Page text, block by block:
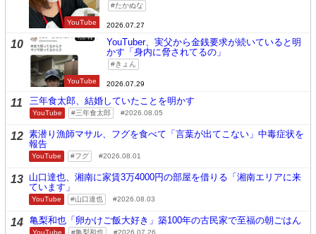
YouTube
たかぬな
2026.07.27
10
YouTube
YouTuber、実父から金銭要求が続いていると明
かす「身内に脅されてるの」
きょん
2026.07.29
11 三年食太郎、結婚していたことを明かす
YouTube 三年食太郎 2026.08.05
12 素潜り漁師マサル、フグを食べて「言葉が出てこない」中毒症状を
報告
YouTube フグ 2026.08.01
13 山口達也、湘南に家賃3万4000円の部屋を借りる「湘南エリアに来
ています」
YouTube 山口達也 2026.08.03
14 亀梨和也「卵かけご飯大好き」築100年の古民家で至福の朝ごはん
YouTube 亀梨和也 2026.07.26